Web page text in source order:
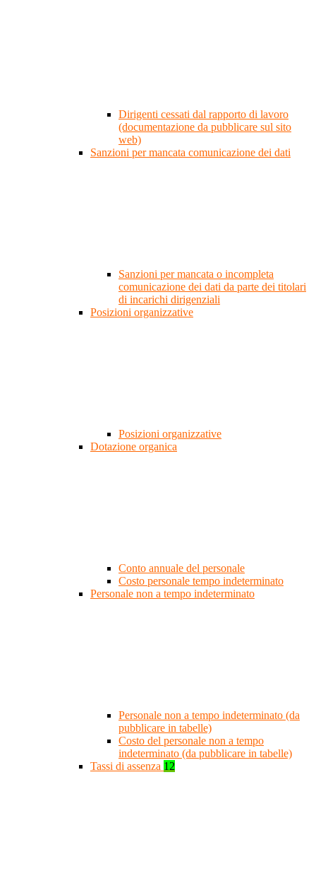
Dirigenti cessati dal rapporto di lavoro
(documentazione da pubblicare sul sito
web)
Sanzioni per mancata comunicazione dei dati
Sanzioni per mancata o incompleta
comunicazione dei dati da parte dei titolari
di incarichi dirigenziali
Posizioni organizzative
Posizioni organizzative
Dotazione organica
Conto annuale del personale
Costo personale tempo indeterminato
Personale non a tempo indeterminato
Personale non a tempo indeterminato (da
pubblicare in tabelle)
Costo del personale non a tempo
indeterminato (da pubblicare in tabelle)
Tassi di assenza 12